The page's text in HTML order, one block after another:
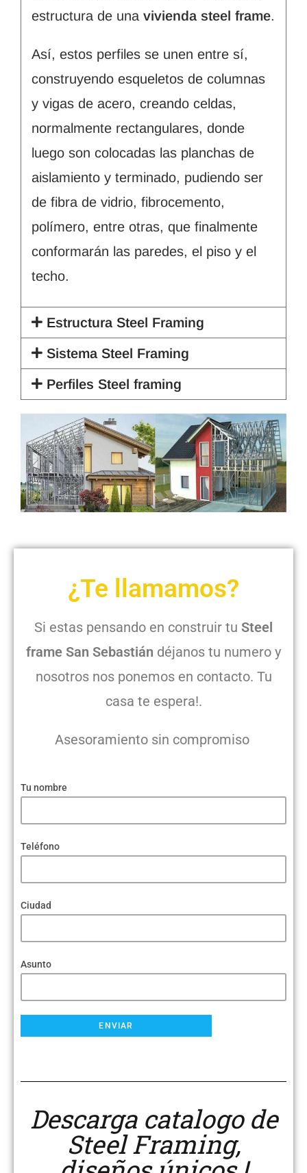
estructura de una vivienda steel frame.
Así, estos perfiles se unen entre sí,
construyendo esqueletos de columnas
y vigas de acero, creando celdas,
normalmente rectangulares, donde
luego son colocadas las planchas de
aislamiento y terminado, pudiendo ser
de fibra de vidrio, fibrocemento,
polímero, entre otras, que finalmente
conformarán las paredes, el piso y el
techo.
Estructura Steel Framing
Sistema Steel Framing
Perfiles Steel framing
¿Te llamamos?
Si estas pensando en construir tu Steel
frame San Sebastián déjanos tu numero y
nosotros nos ponemos en contacto. Tu
casa te espera!.
Asesoramiento sin compromiso
Tu nombre
Teléfono
Ciudad
Asunto
Descarga catalogo de
Steel Framing,